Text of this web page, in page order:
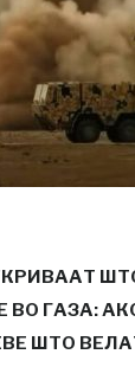
ВО ГАЗА:
ШТО